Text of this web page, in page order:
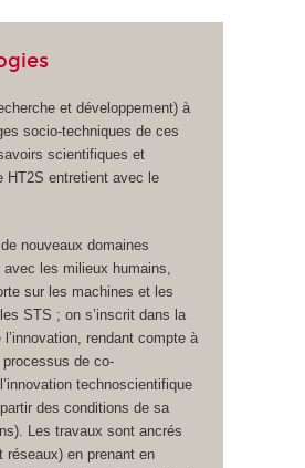
et développement) à
socio-techniques de ces
scientifiques et
HT2S entretient avec le
nouveaux domaines
avec les milieux humains,
sur les machines et les
STS ; on s’inscrit dans la
rendant compte à
de co-
technoscientifique
des conditions de sa
Les travaux sont ancrés
réseaux) en prenant en